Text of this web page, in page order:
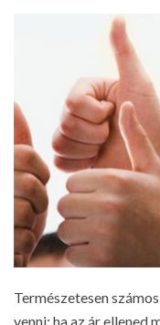
Természetesen
venni: ha az ár ellened